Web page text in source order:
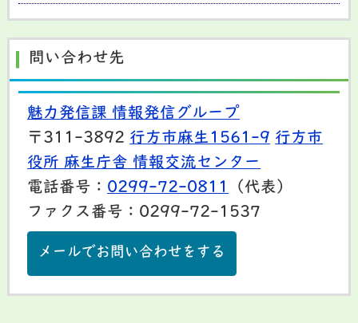
問い合わせ先
魅力発信課 情報発信グループ
〒311-3892 行方市麻生1561-9 行方市
役所 麻生庁舎 情報交流センター
電話番号： 0299-72-0811
（代表）
ファクス番号：0299-72-1537
メールでお問い合わせをする